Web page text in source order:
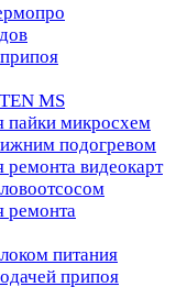
MS
пайки микросхем
подогревом
ремонта видеокарт
ремонта
питания
припоя